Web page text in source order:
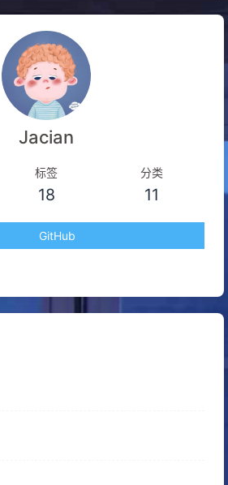
Jacian
标签
18
分类
11
GitHub